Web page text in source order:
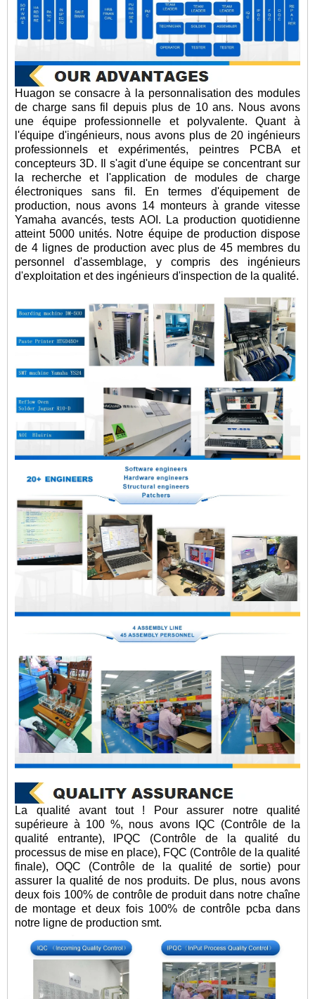
Huagon se consacre à la personnalisation des modules
de charge sans fil depuis plus de 10 ans. Nous avons
une équipe professionnelle et polyvalente. Quant à
l'équipe d'ingénieurs, nous avons plus de 20 ingénieurs
professionnels et expérimentés, peintres PCBA et
concepteurs 3D. Il s'agit d'une équipe se concentrant sur
la recherche et l'application de modules de charge
électroniques sans fil. En termes d'équipement de
production, nous avons 14 monteurs à grande vitesse
Yamaha avancés, tests AOI. La production quotidienne
atteint 5000 unités. Notre équipe de production dispose
de 4 lignes de production avec plus de 45 membres du
personnel d'assemblage, y compris des ingénieurs
d'exploitation et des ingénieurs d'inspection de la qualité.
La qualité avant tout ! Pour assurer notre qualité
supérieure à 100 %, nous avons IQC (Contrôle de la
qualité entrante), IPQC (Contrôle de la qualité du
processus de mise en place), FQC (Contrôle de la qualité
finale), OQC (Contrôle de la qualité de sortie) pour
assurer la qualité de nos produits. De plus, nous avons
deux fois 100% de contrôle de produit dans notre chaîne
de montage et deux fois 100% de contrôle pcba dans
notre ligne de production smt.